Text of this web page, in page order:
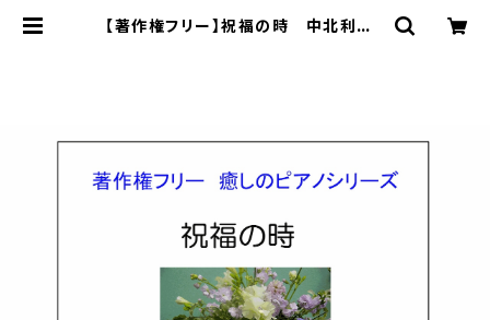
【著作権フリー】祝福の時 中北利男 |